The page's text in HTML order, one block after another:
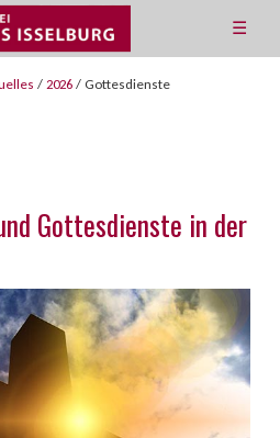
☰
/ 2026 / Gottesdienste
Gottesdienste in der